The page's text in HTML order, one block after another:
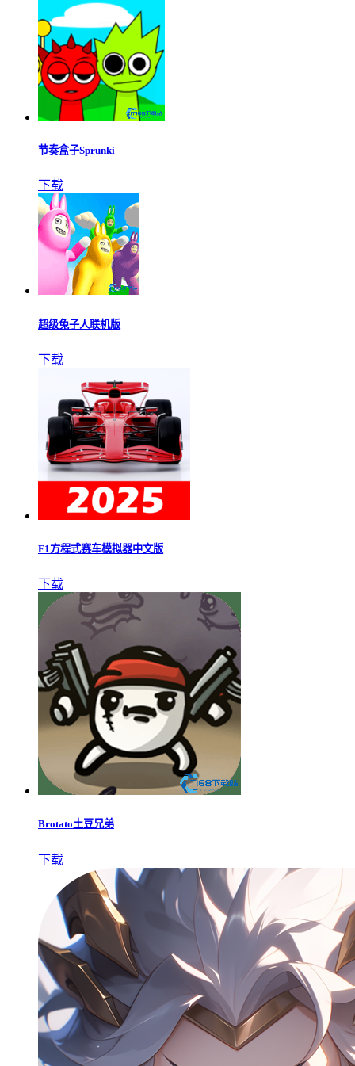
节奏盒子Sprunki
下载
超级兔子人联机版
下载
F1方程式赛车模拟器中文版
下载
Brotato土豆兄弟
下载